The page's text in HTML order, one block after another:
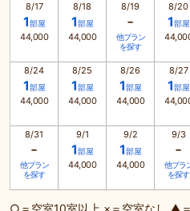
8/17
1部屋
44,000
8/18
1部屋
44,000
8/19
-
他プラン
を探す
8/20
1部屋
8/24
1部屋
44,000
8/25
1部屋
44,000
8/26
1部屋
44,000
8/27
1部屋
8/31
-
他プラン
を探す
9/1
1部屋
44,000
9/2
1部屋
44,000
9/3
-
他プラ
を探す
○＝空室10室以上 ×＝空室なし ▲